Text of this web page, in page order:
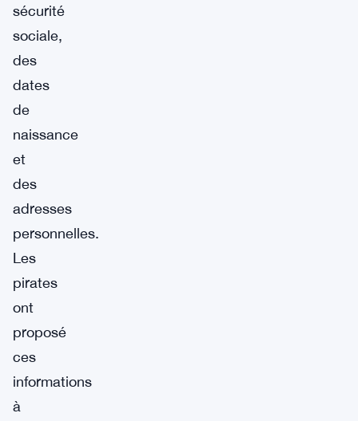
sécurité
sociale,
des
dates
de
naissance
et
des
adresses
personnelles.
Les
pirates
ont
proposé
ces
informations
à